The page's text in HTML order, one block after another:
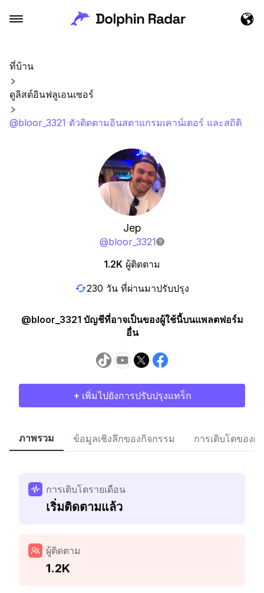
ที่บ้าน
ดูลิสต์อินฟลูเอนเซอร์
@bloor_3321 ตัวติดตามอินสตาแกรมเคาน์เตอร์ และสถิติ
Jep
@bloor_3321
1.2K ผู้ติดตาม
230 วัน ที่ผ่านมาปรับปรุง
@bloor_3321 บัญชีที่อาจเป็นของผู้ใช้นี้บนแพลตฟอร์ม
อื่น
+ เพิ่มไปยังการปรับปรุงแทร็ก
ภาพรวม ข้อมูลเชิงลึกของกิจกรรม การเติบโตของผู้
การเติบโตรายเดือน
เริ่มติดตามแล้ว
ผู้ติดตาม
1.2K